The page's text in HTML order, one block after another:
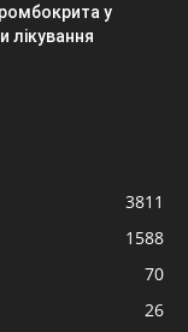
у
лікування
3811
1588
70
26